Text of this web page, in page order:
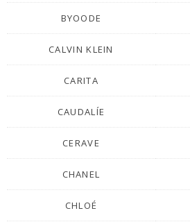
BYOODE
CALVIN KLEIN
CARITA
CAUDALÍE
CERAVE
CHANEL
CHLOÉ